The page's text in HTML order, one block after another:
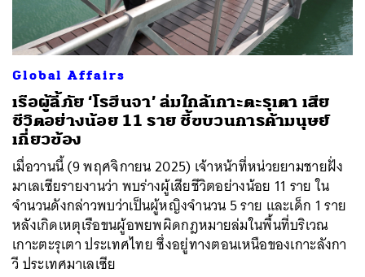
Global Affairs
เรือผู้ลี้ภัย ‘โรฮีนจา’ ล่มใกล้เกาะตะรุเตา เสีย
ชีวิตอย่างน้อย 11 ราย ชี้ขบวนการค้ามนุษย์
เกี่ยวข้อง
เมื่อวานนี้ (9 พฤศจิกายน 2025) เจ้าหน้าที่หน่วยยามชายฝั่ง
มาเลเซียรายงานว่า พบร่างผู้เสียชีวิตอย่างน้อย 11 ราย ใน
จำนวนดังกล่าวพบว่าเป็นผู้หญิงจำนวน 5 ราย และเด็ก 1 ราย
หลังเกิดเหตุเรือขนผู้อพยพผิดกฎหมายล่มในพื้นที่บริเวณ
เกาะตะรุเตา ประเทศไทย ซึ่งอยู่ทางตอนเหนือของเกาะลังกา
วี ประเทศมาเลเซีย